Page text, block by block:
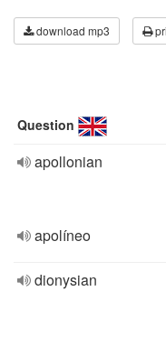
download mp3
Question
apollonian
apolíneo
dionysian